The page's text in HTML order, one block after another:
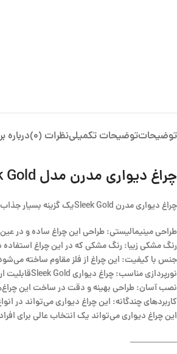
توضیحاتتوضیحات تکمیلینظرات (0) درباره
چراغ دیواری مدرن مدل Sleek Gold
چراغ دیواری مدرن Sleek Goldیک گزینه بسیار جذاب و زیبا برای تزیین و نورپردازی فضاهای داخلی است.
طراحی مینیمالیستی: طراحی این چراغ ساده و در
رنگ مشکی زیبا: رنگ مشکی که در این چراغ
جنس با کیفیت: این چراغ از فلز مقاوم ساخته
نورپردازی مناسب: چراغ دیواری Sleek Goldقابلیت ارائه نور ملایم و متعادل را دارد، که می‌تواند به زیبایی فضا کمک کند.
نصب آسان: طراحی بهینه و دقت در ساخت این
کاربردهای چندگانه: این چراغ دیواری می‌تواند در
این چراغ دیواری می‌تواند یک انتخاب عالی برای
—————–